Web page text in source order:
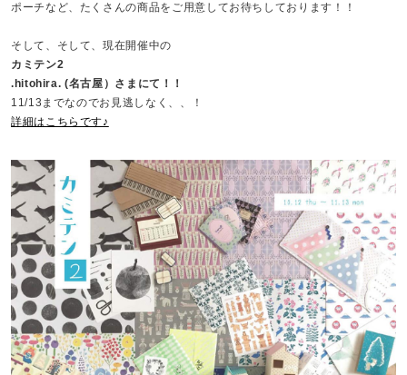
ポーチなど、たくさんの商品をご用意してお待ちしております！！
そして、そして、現在開催中の
カミテン2
.hitohira. (名古屋）さまにて！！
11/13までなのでお見逃しなく、、！
詳細はこちらです♪